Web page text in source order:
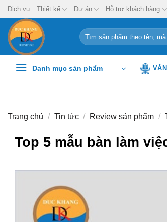
Chuyển
đến
nội
dung
Dịch vụ Thiết kế Dự án Hỗ trợ khách hàng
Tìm
kiếm:
Danh mục sản phẩm
Trang chủ / Tin tức / Review sản phẩm /
Top 5 mẫu bàn làm